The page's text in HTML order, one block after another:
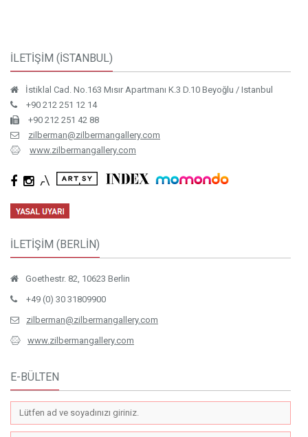
İLETİŞİM (İSTANBUL)
İstiklal Cad. No.163 Mısır Apartmanı K.3 D.10 Beyoğlu / Istanbul
+90 212 251 12 14
+90 212 251 42 88
zilberman@zilbermangallery.com
www.zilbermangallery.com
İLETİŞİM (BERLİN)
Goethestr. 82, 10623 Berlin
+49 (0) 30 31809900
zilberman@zilbermangallery.com
www.zilbermangallery.com
E-BÜLTEN